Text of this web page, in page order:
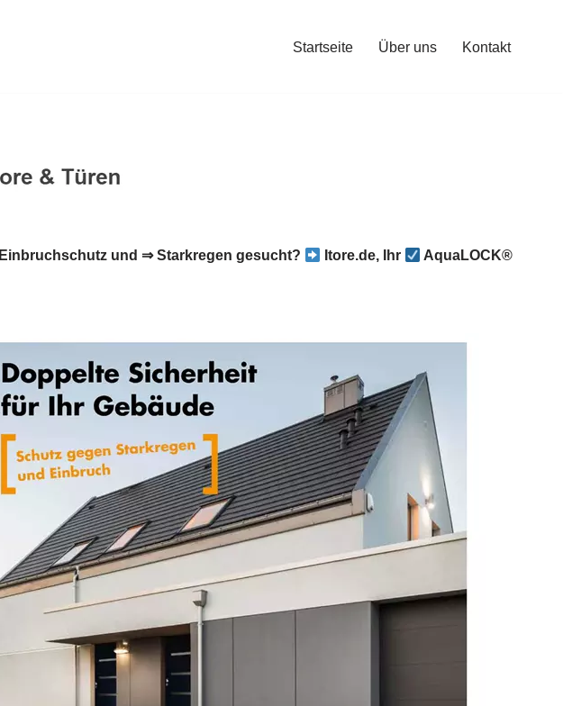
Startseite Über uns Kontakt
Einbruchschutz und ⇒ Starkregen gesucht? Itore.de, Ihr
AquaLOCK®